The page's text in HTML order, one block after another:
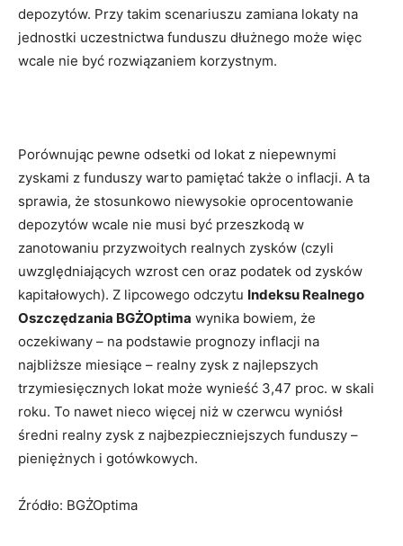
depozytów. Przy takim scenariuszu zamiana lokaty na
jednostki uczestnictwa funduszu dłużnego może więc
wcale nie być rozwiązaniem korzystnym.
Porównując pewne odsetki od lokat z niepewnymi
zyskami z funduszy warto pamiętać także o inflacji. A ta
sprawia, że stosunkowo niewysokie oprocentowanie
depozytów wcale nie musi być przeszkodą w
zanotowaniu przyzwoitych realnych zysków (czyli
uwzględniających wzrost cen oraz podatek od zysków
kapitałowych). Z lipcowego odczytu Indeksu Realnego
Oszczędzania BGŻOptima wynika bowiem, że
oczekiwany – na podstawie prognozy inflacji na
najbliższe miesiące – realny zysk z najlepszych
trzymiesięcznych lokat może wynieść 3,47 proc. w skali
roku. To nawet nieco więcej niż w czerwcu wyniósł
średni realny zysk z najbezpieczniejszych funduszy –
pieniężnych i gotówkowych.
Źródło: BGŻOptima